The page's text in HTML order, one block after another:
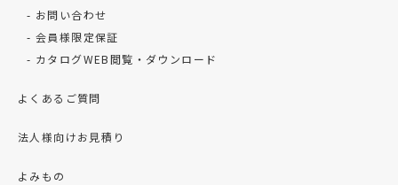
お問い合わせ
会員様限定保証
カタログWEB閲覧・ダウンロード
よくあるご質問
法人様向けお見積り
よみもの